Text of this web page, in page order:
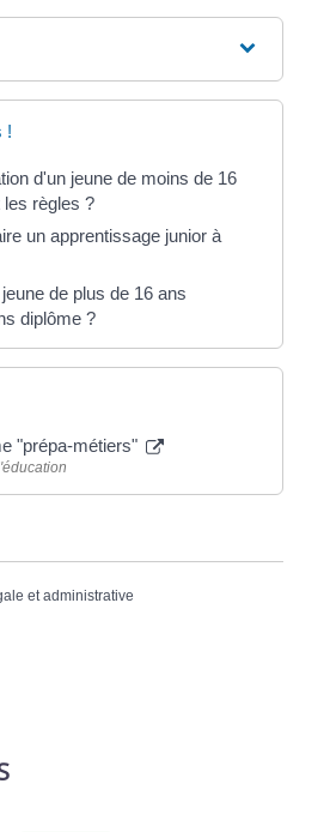
!
d'un jeune de moins de 16
règles ?
un apprentissage junior à
de plus de 16 ans
diplôme ?
"prépa-métiers"
et administrative